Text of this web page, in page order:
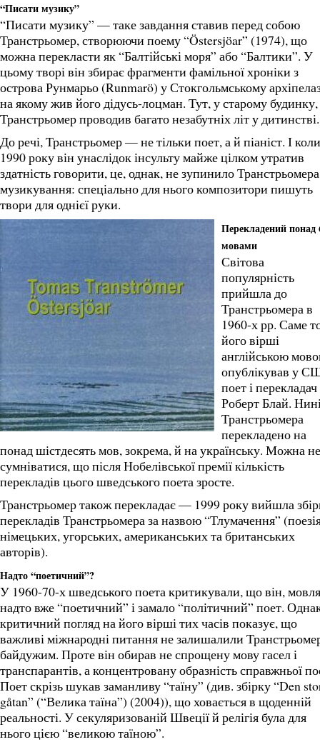
“Писати музику”
“Писати музику” — таке завдання ставив перед собою
Транстрьомер, створюючи поему “Östersjöar” (1974), що
можна перекласти як “Балтійські моря” або “Балтики”. У
цьому творі він збирає фрагменти фамільної хроніки з
острова Рунмарьо (Runmarö) у Стокгольмському
на якому жив його дідусь-лоцман. Тут, у старому будинку,
Транстрьомер проводив багато незабутніх літ у дитинстві.
До речі, Транстрьомер — не тільки поет, а й піаніст. І коли
1990 року він унаслідок інсульту майже цілком утратив
здатність говорити, це, однак, не зупинило
музикування: спеціально для нього композитори пишуть
твори для однієї руки.
Перекладений понад
мовами
Світова
популярність
прийшла до
Транстрьомера в
1960-х рр. Саме
його вірші
англійською
опублікував у
поет і перекладач
Роберт Блай.
Транстрьомера
перекладено на
понад шістдесять мов, зокрема, й на українську. Можна не
сумніватися, що після Нобелівської премії кількість
перекладів цього шведського поета зросте.
Транстрьомер також перекладає — 1999 року вийшла
перекладів Транстрьомера за назвою “Тлумачення”
німецьких, угорських, американських та британських
авторів).
Надто “поетичний”?
У 1960-70-х шведського поета критикували, що він,
надто вже “поетичний” і замало “політичний” поет.
критичний погляд на його вірші тих часів показує, що
важливі міжнародні питання не залишалили
байдужим. Проте він обирав не спрощену мову гасел і
транспарантів, а концентровану образність справжньої
Поет скрізь шукав заманливу “таїну” (див. збірку “Den
gåtan” (“Велика таїна”) (2004)), що ховається в щоденній
реальності. У секуляризованій Швеції й релігія була для
нього цією “великою таїною”.